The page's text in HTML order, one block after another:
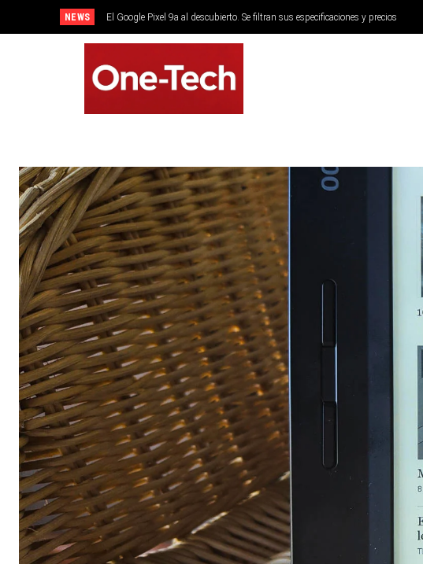
NEWS El Google Pixel 9a al descubierto. Se filtran sus especificaciones y precios